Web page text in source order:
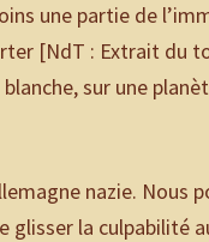
une partie de
[NdT : Extrait du
sur une
nazie. Nous
glisser la culpabilité